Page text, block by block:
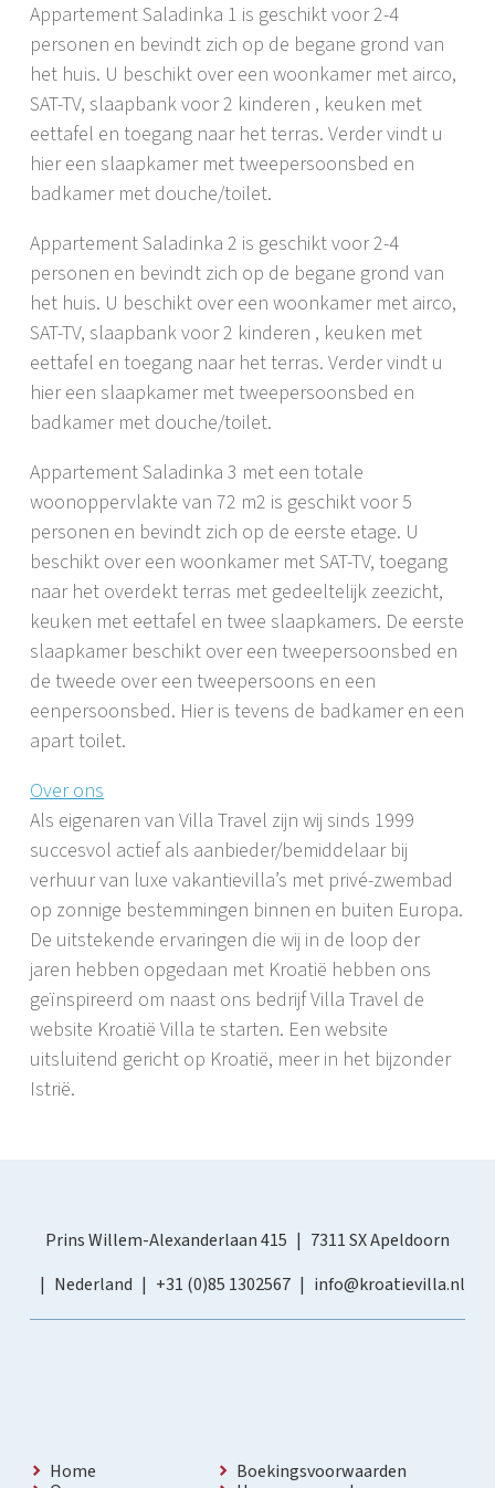
Appartement Saladinka 1 is geschikt voor 2-4
personen en bevindt zich op de begane grond van
het huis. U beschikt over een woonkamer met airco,
SAT-TV, slaapbank voor 2 kinderen , keuken met
eettafel en toegang naar het terras. Verder vindt u
hier een slaapkamer met tweepersoonsbed en
badkamer met douche/toilet.
Appartement Saladinka 2 is geschikt voor 2-4
personen en bevindt zich op de begane grond van
het huis. U beschikt over een woonkamer met airco,
SAT-TV, slaapbank voor 2 kinderen , keuken met
eettafel en toegang naar het terras. Verder vindt u
hier een slaapkamer met tweepersoonsbed en
badkamer met douche/toilet.
Appartement Saladinka 3 met een totale
woonoppervlakte van 72 m2 is geschikt voor 5
personen en bevindt zich op de eerste etage. U
beschikt over een woonkamer met SAT-TV, toegang
naar het overdekt terras met gedeeltelijk zeezicht,
keuken met eettafel en twee slaapkamers. De eerste
slaapkamer beschikt over een tweepersoonsbed en
de tweede over een tweepersoons en een
eenpersoonsbed. Hier is tevens de badkamer en een
apart toilet.
Over ons
Als eigenaren van Villa Travel zijn wij sinds 1999
succesvol actief als aanbieder/bemiddelaar bij
verhuur van luxe vakantievilla’s met privé-zwembad
op zonnige bestemmingen binnen en buiten Europa.
De uitstekende ervaringen die wij in de loop der
jaren hebben opgedaan met Kroatië hebben ons
geïnspireerd om naast ons bedrijf Villa Travel de
website Kroatië Villa te starten. Een website
uitsluitend gericht op Kroatië, meer in het bijzonder
Istrië.
Prins Willem-Alexanderlaan 415
7311 SX Apeldoorn
Nederland
+31 (0)85 1302567 info@kroatievilla.nl
Home
Boekingsvoorwaarden